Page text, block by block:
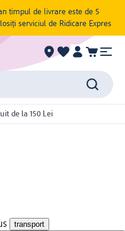
timpul de livrare este de 5
serviciul de Ridicare Expres
de la 150 Lei
transport